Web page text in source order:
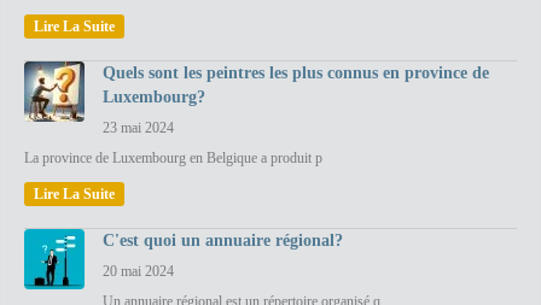
Lire La Suite
Quels sont les peintres les plus connus en province de
Luxembourg?
23 mai 2024
La province de Luxembourg en Belgique a produit p
Lire La Suite
C'est quoi un annuaire régional?
20 mai 2024
Un annuaire régional est un répertoire organisé q